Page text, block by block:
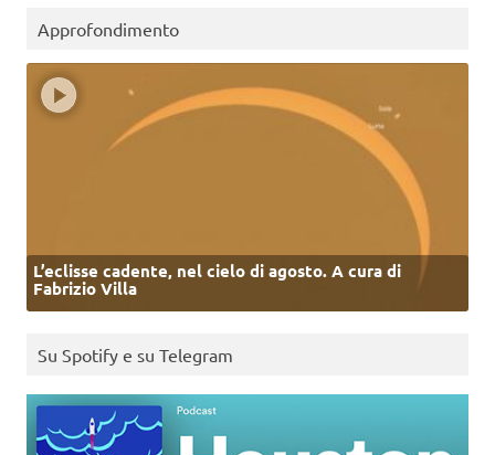
Approfondimento
L’eclisse cadente, nel cielo di agosto. A cura di
Fabrizio Villa
Su Spotify e su Telegram